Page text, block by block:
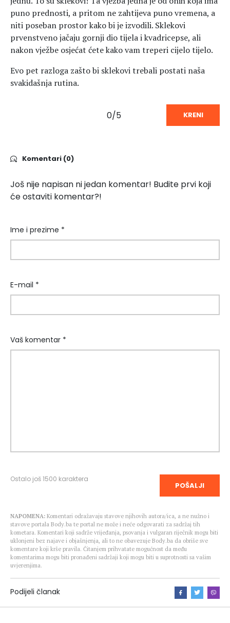
puno prednosti, a pritom ne zahtijeva puno vremena, a
niti poseban prostor kako bi je izvodili. Sklekovi
prvenstveno jačaju gornji dio tijela i kvadricepse, ali
nakon vježbe osjećat ćete kako vam treperi cijelo tijelo.
Evo pet razloga zašto bi sklekovi trebali postati naša
svakidašnja rutina.
0/5 KRENI
Komentari (0)
Još nije napisan ni jedan komentar! Budite prvi koji
će ostaviti komentar?!
Ime i prezime *
E-mail *
Vaš komentar *
Ostalo još1500 karaktera
POŠALJI
NAPOMENA: Komentari odražavaju stavove njihovih autora/ica, a ne nužno i
stavove portala Body.ba te portal ne može i neće odgovarati za sadržaj tih
kometara. Komentari koji sadrže vrijeđanja, psovanja i vulgaran riječnik mogu biti
uklonjeni bez najave i objašnjenja, ali to ne obavezuje Body.ba da obriše sve
komentare koji krše pravila. Čitanjem prihvatate mogućnost da među
komentarima mogu biti pronađeni sadržaji koji mogu biti u suprotnosti sa vašim
uvjerenjima.
Podijeli članak